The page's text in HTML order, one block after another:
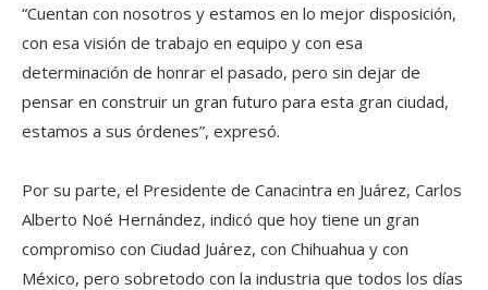
“Cuentan con nosotros y estamos en lo mejor disposición,
con esa visión de trabajo en equipo y con esa
determinación de honrar el pasado, pero sin dejar de
pensar en construir un gran futuro para esta gran ciudad,
estamos a sus órdenes”, expresó.
Por su parte, el Presidente de Canacintra en Juárez, Carlos
Alberto Noé Hernández, indicó que hoy tiene un gran
compromiso con Ciudad Juárez, con Chihuahua y con
México, pero sobretodo con la industria que todos los días